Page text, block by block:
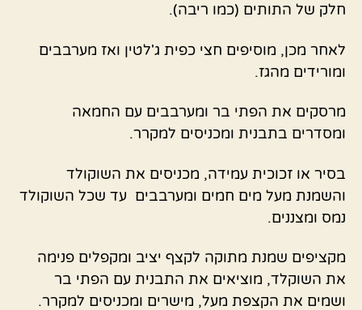
חלק של התותים (כמו ריבה).
לאחר מכן, מוסיפים חצי כפית ג'לטין ואז מערבבים
ומורידים מהגז.
מרסקים את הפתי בר ומערבבים עם החמאה
ומסדרים בתבנית ומכניסים למקרר.
בסיר או זכוכית עמידה, מכניסים את השוקולד
והשמנת מעל מים חמים ומערבבים עד שכל השוקולד
נמס ומצננים.
מקציפים שמנת מתוקה לקצף יציב ומקפלים פנימה
את השוקלד, מוציאים את התבנית עם הפתי בר
ושמים את הקצפת מעל, מישרים ומכניסים למקרר.